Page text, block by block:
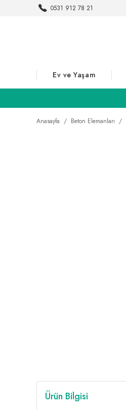
0531 912 78 21
Ev ve Yaşam
Anasayfa Beton Elemanları
Ürün Bilgisi